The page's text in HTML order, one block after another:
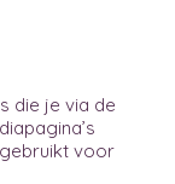
die je via de
voor